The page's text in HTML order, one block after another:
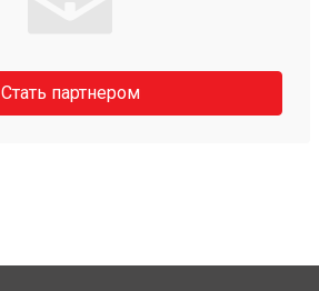
Стать партнером